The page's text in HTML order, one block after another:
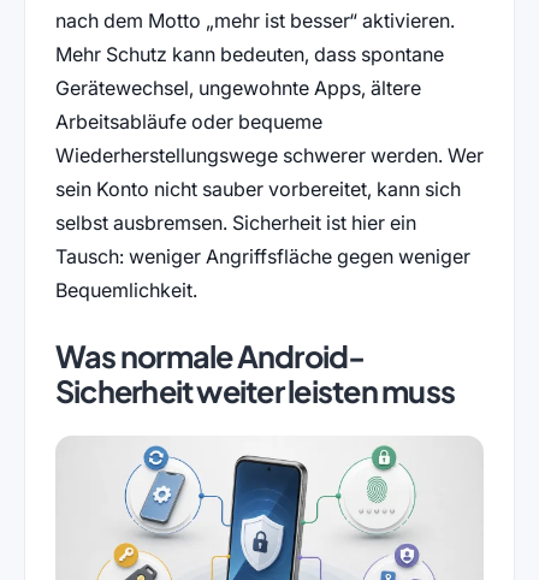
nach dem Motto „mehr ist besser“ aktivieren.
Mehr Schutz kann bedeuten, dass spontane
Gerätewechsel, ungewohnte Apps, ältere
Arbeitsabläufe oder bequeme
Wiederherstellungswege schwerer werden. Wer
sein Konto nicht sauber vorbereitet, kann sich
selbst ausbremsen. Sicherheit ist hier ein
Tausch: weniger Angriffsfläche gegen weniger
Bequemlichkeit.
Was normale Android-
Sicherheit weiter leisten muss